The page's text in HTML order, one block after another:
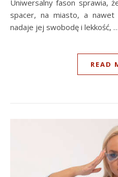
Uniwersalny fason sprawia,
spacer, na miasto, a
nadaje jej swobodę i lekkość, …
READ